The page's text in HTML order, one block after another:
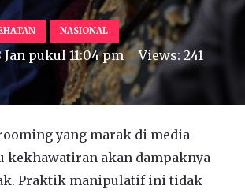
NASIONAL
Jan pukul 11:04 pm Views:241
yang marak di media
kekhawatiran akan dampaknya
Praktik manipulatif ini tidak